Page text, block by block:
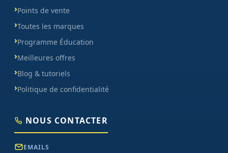
Points de vente
Toutes les marques
Programme Éducation
Meilleures offres
Blog & tutoriels
Politique de confidentialité
NOUS CONTACTER
EMAILS